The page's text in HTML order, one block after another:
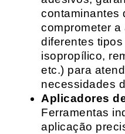
contaminantes
comprometer
diferentes tipos
isopropílico,
etc.) para
necessidades
Aplicadores
Ferramentas
aplicação